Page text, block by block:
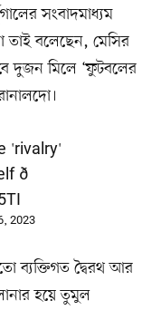
সংবাদমাধ্যম
তাই বলেছেন, মেসির
তবে দুজন মিলে ‘ফুটবলের
'rivalry'
2023
ব্যক্তিগত দ্বৈরথ আর
হয়ে তুমুল